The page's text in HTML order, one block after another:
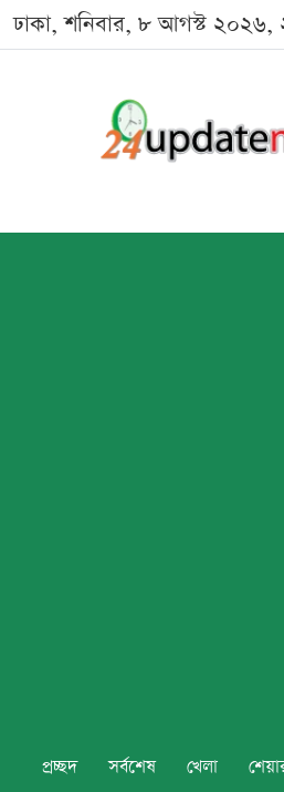
ঢাকা, শনিবার, ৮ আগস্ট ২০২৬,
প্রচ্ছদ সর্বশেষ খেলা